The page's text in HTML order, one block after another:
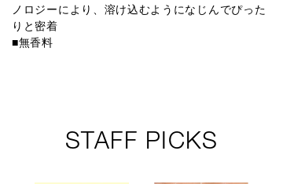
ノロジーにより、溶け込むようになじんでぴった
りと密着
■無香料
STAFF PICKS